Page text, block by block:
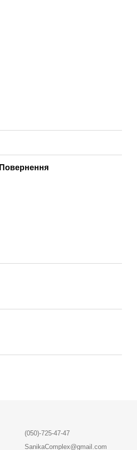
Повернення
(050)-725-47-47
SanikaComplex@gmail.com